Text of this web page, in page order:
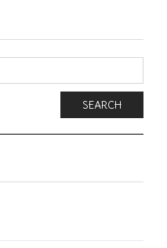
SEARCH